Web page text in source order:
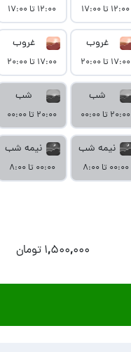
۱۲:۰۰ تا ۱۷:۰۰
غروب
۱۷:۰۰ تا ۲۰:۰۰
شب
۲۰:۰۰ تا ۰۰:۰۰
نیمه شب
۰۰:۰۰ تا ۸:۰۰
۱۲:۰۰ تا ۱۷:۰۰
غروب
۱۷:۰۰ تا ۲۰:۰۰
شب
۲۰:۰۰ تا ۰۰:۰۰
نیمه شب
۰۰:۰۰ تا ۸:۰۰
۱,۵۰۰,۰۰۰ تومان